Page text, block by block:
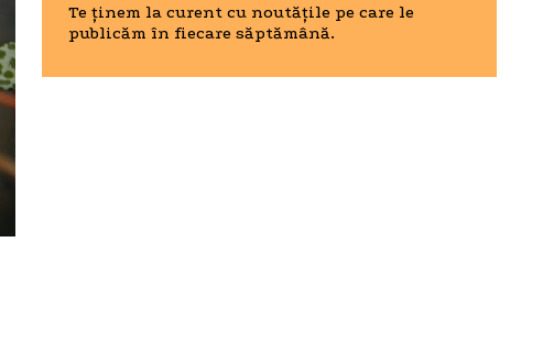
Te ținem la curent cu noutățile pe care le
publicăm în fiecare săptămână.